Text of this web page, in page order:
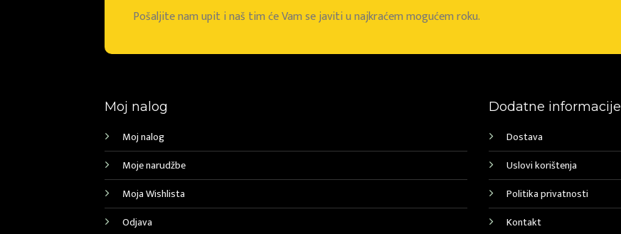
Pošaljite nam upit i naš tim će Vam se javiti u najkraćem mogućem roku.
Moj nalog
Moj nalog
Moje narudžbe
Moja Wishlista
Odjava
Dodatne informacije
Dostava
Uslovi korištenja
Politika privatnosti
Kontakt